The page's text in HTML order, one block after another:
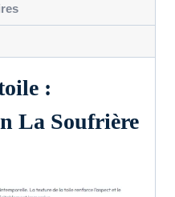
:
La Soufrière